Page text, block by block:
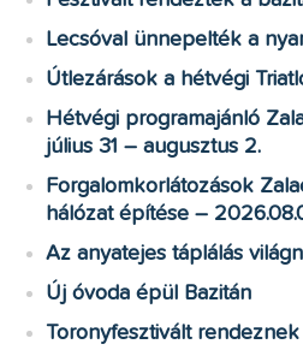
Lecsóval ünnepelték a
Útlezárások a hétvégi
Hétvégi programajánló
július 31 – augusztus 2.
Forgalomkorlátozások
hálózat építése –
Az anyatejes táplálás
Új óvoda épül Bazitán
Toronyfesztivált rendeznek